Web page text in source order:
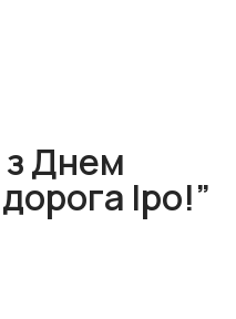
з Днем
Іро!”